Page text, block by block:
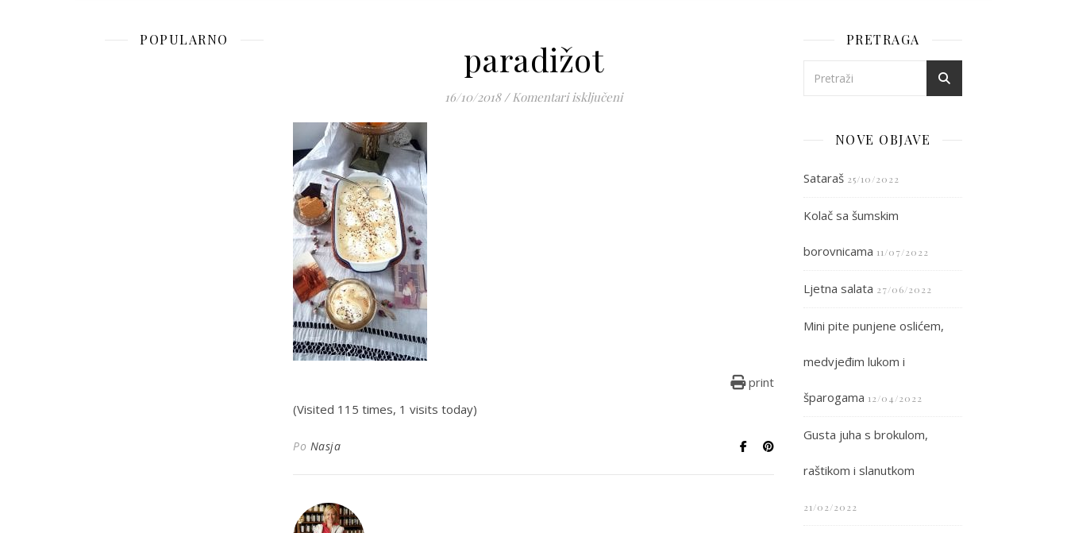
POPULARNO paradižot
16/10/2018 / Komentari isključeniza paradižot
print
(Visited 115 times, 1 visits today)
Po Nasja
PRETRAGA
NOVE OBJAVE
Sataraš 25/10/2022
Kolač sa šumskim
borovnicama 11/07/2022
Ljetna salata 27/06/2022
Mini pite punjene oslićem,
medvjeđim lukom i
šparogama 12/04/2022
Gusta juha s brokulom,
raštikom i slanutkom
21/02/2022